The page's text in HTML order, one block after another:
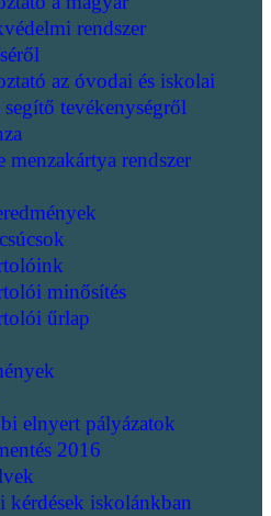
rendszer
az óvodai és iskolai
segítő tevékenységről
menzakártya rendszer
minősítés
űrlap
elnyert pályázatok
2016
kérdések iskolánkban